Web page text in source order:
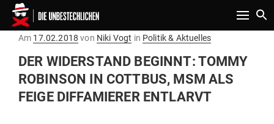
Toggle
Am Gepostet
17.02.2018 von Niki Vogt in Politik & Aktuelles
DER WIDER­STAND BEGINNT: TOMMY
ROBINSON IN COTTBUS, MSM ALS
FEIGE DIF­FA­MIERER ENTLARVT